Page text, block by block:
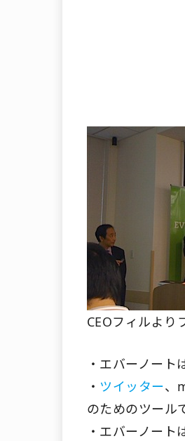
CEOフィルより
・エバーノート
・ ツイッター、
のためのツール
・エバーノー